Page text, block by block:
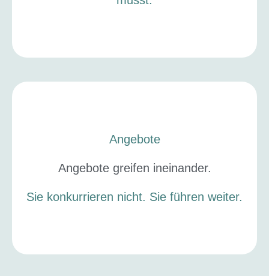
Angebote
Angebote greifen ineinander.
Sie konkurrieren nicht. Sie führen weiter.